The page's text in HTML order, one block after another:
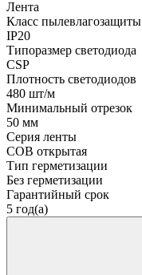
Лента
Класс пылевлагозащиты
IP20
Типоразмер светодиода
CSP
Плотность светодиодов
480 шт/м
Минимальный отрезок
50 мм
Серия ленты
COB открытая
Тип герметизации
Без герметизации
Гарантийный срок
5 год(а)